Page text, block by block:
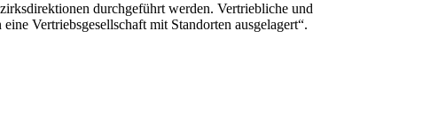
durchgeführt werden. Vertriebliche und
Vertriebsgesellschaft mit Standorten ausgelagert“.